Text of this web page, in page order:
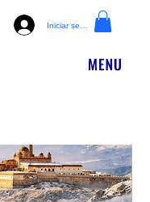
Iniciar sesión